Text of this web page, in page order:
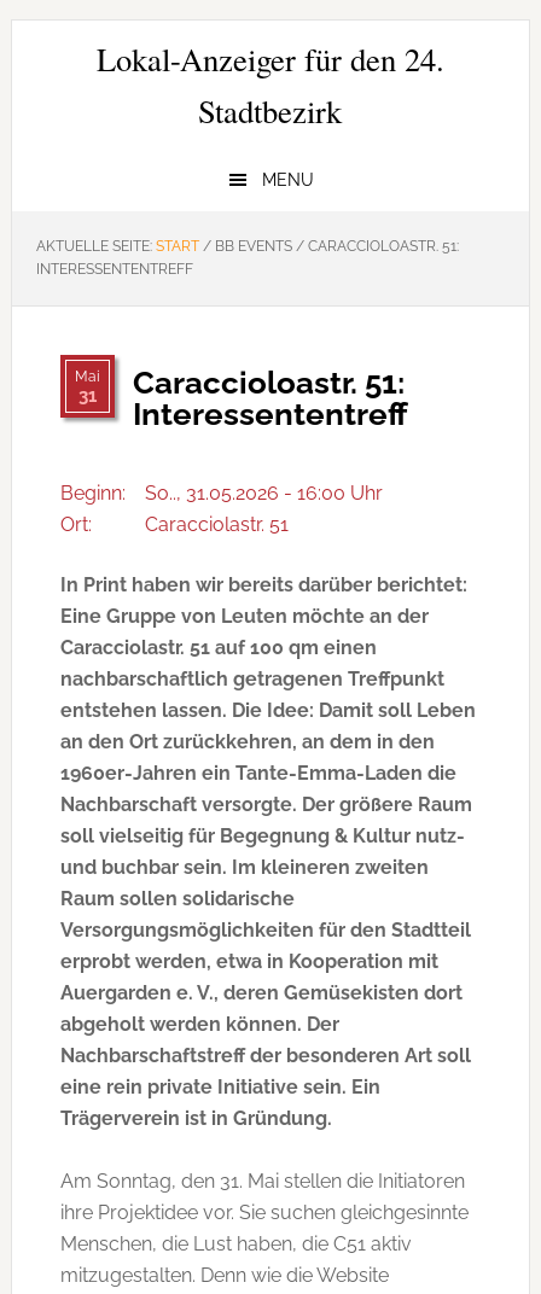
Zur
Hauptnavigation
Zum
Zur
SeitenspalteLokal-Anzeiger für den 24.
Stadtbezirk
MENU
AKTUELLE SEITE: START /BB EVENTS /CARACCIOLOASTR. 51:
INTERESSENTENTREFF
Mai
31
Caraccioloastr. 51:
Interessententreff
Beginn:
So.., 31.05.2026 - 16:00 Uhr
Ort:
Caracciolastr. 51
In Print haben wir bereits darüber berichtet:
Eine Gruppe von Leuten möchte an der
Caracciolastr. 51 auf 100 qm einen
nachbarschaftlich getragenen Treffpunkt
entstehen lassen. Die Idee: Damit soll Leben
an den Ort zurückkehren, an dem in den
1960er-Jahren ein Tante-Emma-Laden die
Nachbarschaft versorgte. Der größere Raum
soll vielseitig für Begegnung & Kultur nutz-
und buchbar sein. Im kleineren zweiten
Raum sollen solidarische
Versorgungsmöglichkeiten für den Stadtteil
erprobt werden, etwa in Kooperation mit
Auergarden e. V., deren Gemüsekisten dort
abgeholt werden können. Der
Nachbarschaftstreff der besonderen Art soll
eine rein private Initiative sein. Ein
Trägerverein ist in Gründung.
Am Sonntag, den 31. Mai stellen die Initiatoren
ihre Projektidee vor. Sie suchen gleichgesinnte
Menschen, die Lust haben, die C51 aktiv
mitzugestalten. Denn wie die Website